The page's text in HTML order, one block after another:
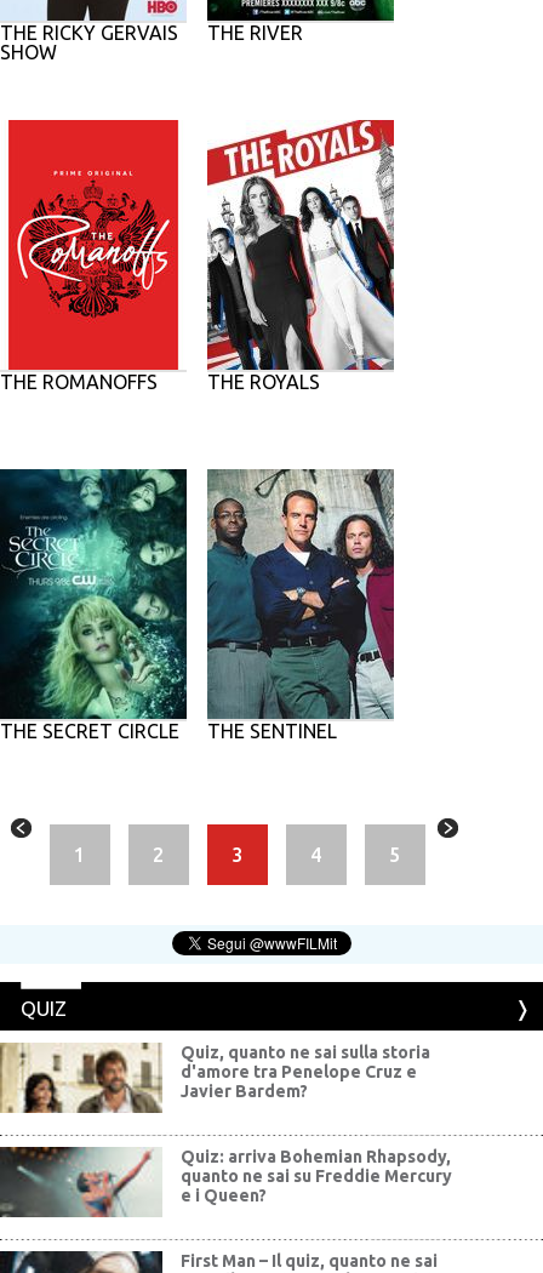
THE RICKY GERVAIS
SHOW
THE RIVER
THE ROMANOFFS THE ROYALS
THE SECRET CIRCLE THE SENTINEL
1 2 3 4 5
QUIZ
Quiz, quanto ne sai sulla storia
d'amore tra Penelope Cruz e
Javier Bardem?
Quiz: arriva Bohemian Rhapsody,
quanto ne sai su Freddie Mercury
e i Queen?
First Man – Il quiz, quanto ne sai